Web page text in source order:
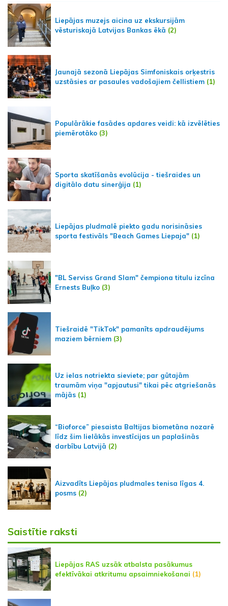
Liepājas muzejs aicina uz ekskursijām
vēsturiskajā Latvijas Bankas ēkā (2)
Jaunajā sezonā Liepājas Simfoniskais orķestris
uzstāsies ar pasaules vadošajiem čellistiem (1)
Populārākie fasādes apdares veidi: kā izvēlēties
piemērotāko (3)
Sporta skatīšanās evolūcija - tiešraides un
digitālo datu sinerģija (1)
Liepājas pludmalē piekto gadu norisināsies
sporta festivāls "Beach Games Liepaja" (1)
"BL Serviss Grand Slam" čempiona titulu izcīna
Ernests Buļko (3)
Tiešraidē "TikTok" pamanīts apdraudējums
maziem bērniem (3)
Uz ielas notriekta sieviete; par gūtajām
traumām viņa "apjautusi" tikai pēc atgriešanās
mājās (1)
“Bioforce” piesaista Baltijas biometāna nozarē
līdz šim lielākās investīcijas un paplašinās
darbību Latvijā (2)
Aizvadīts Liepājas pludmales tenisa līgas 4.
posms (2)
Saistītie raksti
Liepājas RAS uzsāk atbalsta pasākumus
efektīvākai atkritumu apsaimniekošanai (1)